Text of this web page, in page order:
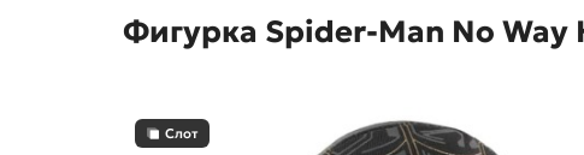
Фигурка Spider-Man No Way
Слот